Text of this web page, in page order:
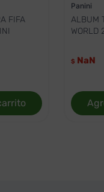
FIFA
Panini
ALBUM
WORLD
$ NaN